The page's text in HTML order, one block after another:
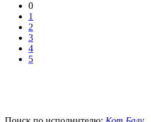
0
1
2
3
4
5